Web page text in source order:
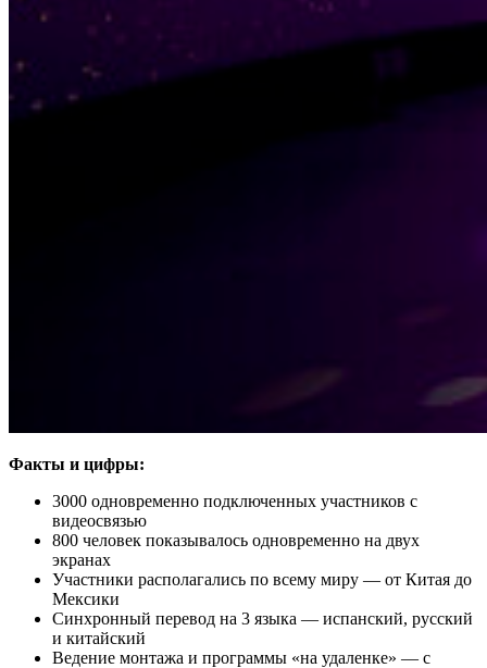
Факты и цифры:
3000 одновременно подключенных участников с
видеосвязью
800 человек показывалось одновременно на двух
экранах
Участники располагались по всему миру — от Китая до
Мексики
Синхронный перевод на 3 языка — испанский, русский
и китайский
Ведение монтажа и программы «на удаленке» — с